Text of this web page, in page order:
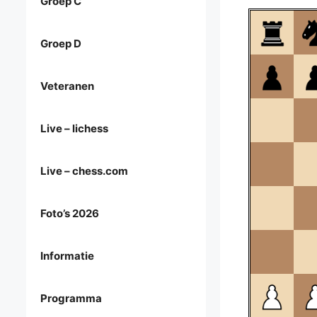
Groep D
Veteranen
Live – lichess
Live – chess.com
Foto’s 2026
Informatie
Programma